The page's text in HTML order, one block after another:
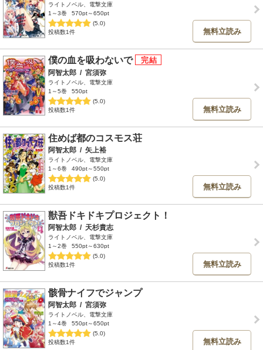
ライトノベル、電撃文庫
1～3巻
570pt～650pt
(5.0)
投稿数1件
無料立読み
僕の血を吸わないで
阿智太郎 / 宮須弥
ライトノベル、電撃文庫
1～5巻
550pt
(5.0)
投稿数1件
無料立読み
住めば都のコスモス荘
阿智太郎 / 矢上裕
ライトノベル、電撃文庫
1～6巻
490pt～550pt
(5.0)
投稿数1件
無料立読み
獣吾ドキドキプロジェクト！
阿智太郎 / 天杉貴志
ライトノベル、電撃文庫
1～2巻
550pt～630pt
(5.0)
投稿数1件
無料立読み
骸骨ナイフでジャンプ
阿智太郎 / 宮須弥
ライトノベル、電撃文庫
1～4巻
550pt～650pt
(5.0)
投稿数1件
無料立読み